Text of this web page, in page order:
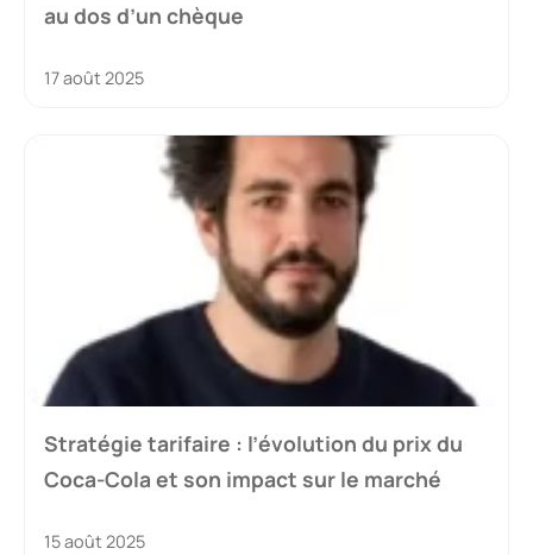
au dos d’un chèque
17 août 2025
Stratégie tarifaire : l’évolution du prix du
Coca-Cola et son impact sur le marché
15 août 2025